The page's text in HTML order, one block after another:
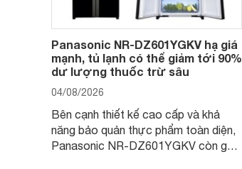
Panasonic NR-DZ601YGKV hạ giá
mạnh, tủ lạnh có thể giảm tới 90%
dư lượng thuốc trừ sâu
04/08/2026
Bên cạnh thiết kế cao cấp và khả
năng bảo quản thực phẩm toàn diện,
Panasonic NR-DZ601YGKV còn gây